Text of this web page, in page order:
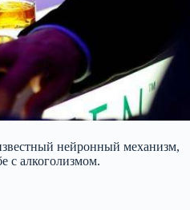
нейронный механизм,
с алкоголизмом.